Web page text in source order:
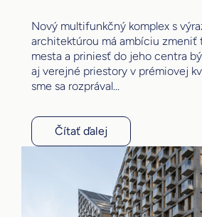
Nový multifunkčný komplex s
architektúrou má ambíciu zmeniť
mesta a priniesť do jeho centra
aj verejné priestory v prémiovej
sme sa rozprával...
Čítať ďalej